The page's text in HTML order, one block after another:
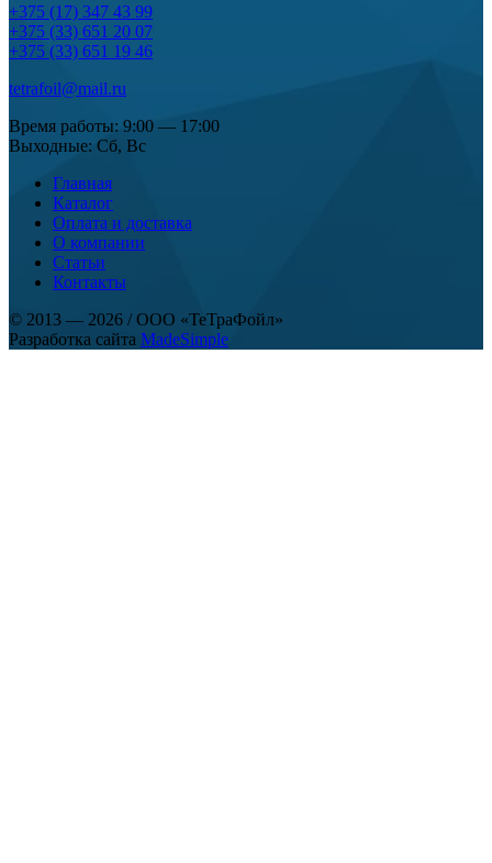
+375 (17) 347 43 99
+375 (33) 651 20 07
+375 (33) 651 19 46
tetrafoil@mail.ru
Время работы: 9:00 — 17:00
Выходные: Сб, Вс
Главная
Каталог
Оплата и доставка
О компании
Статьи
Контакты
© 2013 — 2026 /ООО «ТеТраФойл»
Разработка сайта MadeSimple